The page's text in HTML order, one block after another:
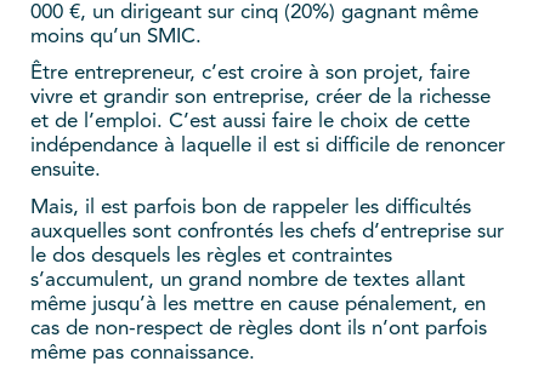
000 €, un dirigeant sur cinq (20%) gagnant même
moins qu’un SMIC.
Être entrepreneur, c’est croire à son projet, faire
vivre et grandir son entreprise, créer de la richesse
et de l’emploi. C’est aussi faire le choix de cette
indépendance à laquelle il est si difficile de renoncer
ensuite.
Mais, il est parfois bon de rappeler les difficultés
auxquelles sont confrontés les chefs d’entreprise sur
le dos desquels les règles et contraintes
s’accumulent, un grand nombre de textes allant
même jusqu’à les mettre en cause pénalement, en
cas de non-respect de règles dont ils n’ont parfois
même pas connaissance.